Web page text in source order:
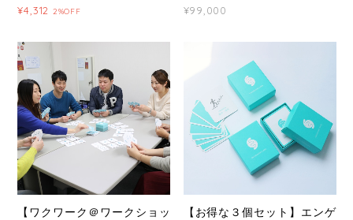
¥4,312 2%OFF ¥99,000
【ワクワーク＠ワークショッ
【お得な３個セット】エンゲ